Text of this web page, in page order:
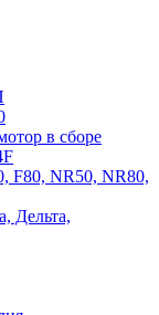
в сборе
F80, NR50, NR80,
Дельта,